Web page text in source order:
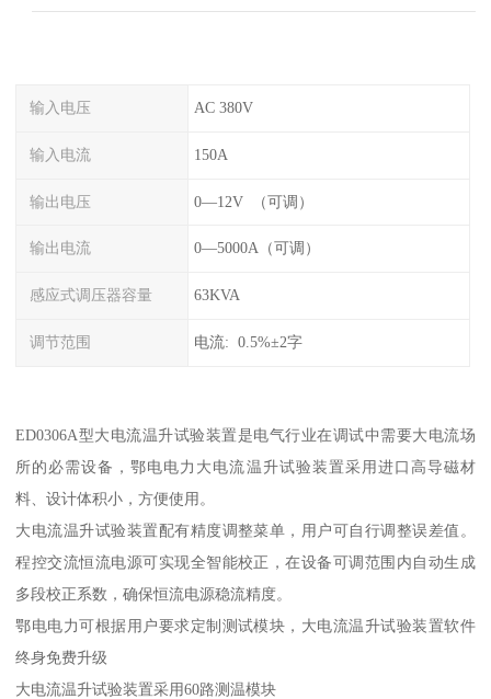
输入电压 AC 380V
输入电流 150A
输出电压 0—12V （可调）
输出电流 0—5000A（可调）
感应式调压器容量 63KVA
调节范围 电流: 0.5%±2字
ED0306A型大电流温升试验装置是电气行业在调试中需要大电流场
所的必需设备，鄂电电力大电流温升试验装置采用进口高导磁材
料、设计体积小，方便使用。
大电流温升试验装置配有精度调整菜单，用户可自行调整误差值。
程控交流恒流电源可实现全智能校正，在设备可调范围内自动生成
多段校正系数，确保恒流电源稳流精度。
鄂电电力可根据用户要求定制测试模块，大电流温升试验装置软件
终身免费升级
大电流温升试验装置采用60路测温模块